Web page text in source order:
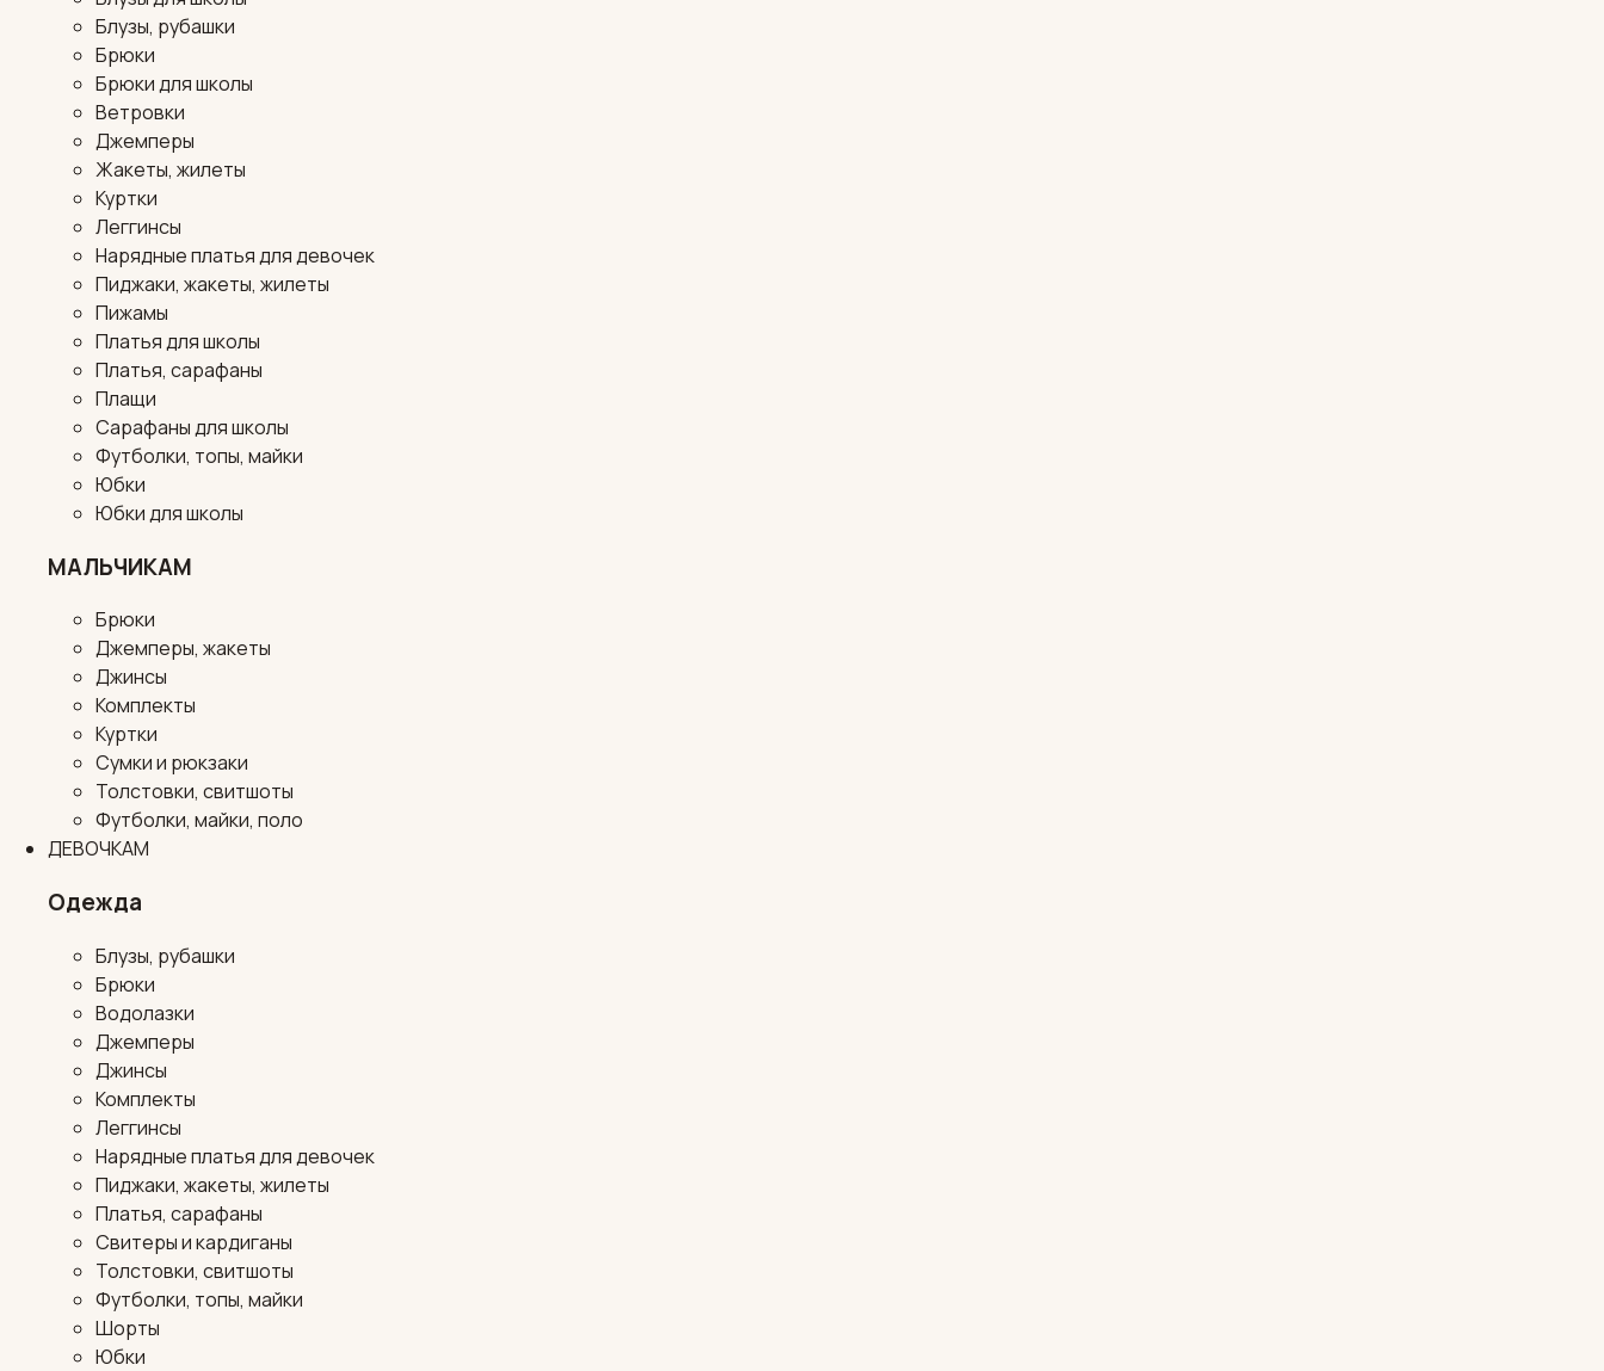
Блузы, рубашки
Брюки
Брюки для школы
Ветровки
Джемперы
Жакеты, жилеты
Куртки
Леггинсы
Нарядные платья для девочек
Пиджаки, жакеты, жилеты
Пижамы
Платья для школы
Платья, сарафаны
Плащи
Сарафаны для школы
Футболки, топы, майки
Юбки
Юбки для школы
МАЛЬЧИКАМ
Брюки
Джемперы, жакеты
Джинсы
Комплекты
Куртки
Сумки и рюкзаки
Толстовки, свитшоты
Футболки, майки, поло
ДЕВОЧКАМ
Одежда
Блузы, рубашки
Брюки
Водолазки
Джемперы
Джинсы
Комплекты
Леггинсы
Нарядные платья для девочек
Пиджаки, жакеты, жилеты
Платья, сарафаны
Свитеры и кардиганы
Толстовки, свитшоты
Футболки, топы, майки
Шорты
Юбки